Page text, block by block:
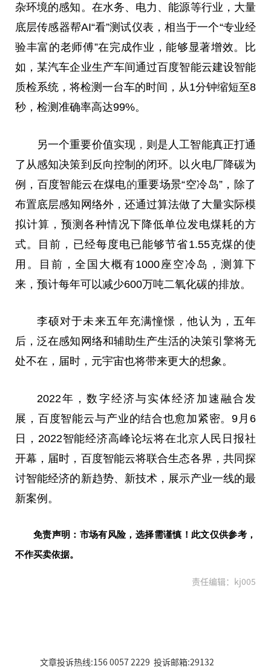
杂环境的感知。在水务、电力、能源等行业，大量
底层传感器帮AI“看”测试仪表，相当于一个“专业经
验丰富的老师傅”在完成作业，能够显著增效。比
如，某汽车企业生产车间通过百度智能云建设智能
质检系统，将检测一台车的时间，从1分钟缩短至8
秒，检测准确率高达99%。
另一个重要价值实现， 则是人工智能真正打通
了从感知决策到反向控制的闭环。以火电厂降碳为
例，百度智能云在煤电的重要场景“空冷岛”，除了
布置底层感知网络外，还通过算法做了大量实际模
拟计算，预测各种情况下降低单位发电煤耗的方
式。目前，已经每度电已能够节省1.55克煤的使
用。目前，全国大概有1000座空冷岛，测算下
来，预计每年可以减少600万吨二氧化碳的排放。
李硕对于未来五年充满憧憬，他认为，五年
后，泛在感知网络和辅助生产生活的决策引擎将无
处不在，届时，元宇宙也将带来更大的想象。
2022年，数字经济与实体经济加速融合发
展，百度智能云与产业的结合也愈加紧密。9月6
日，2022智能经济高峰论坛将在北京人民日报社
开幕，届时，百度智能云将联合生态各界，共同探
讨智能经济的新趋势、新技术，展示产业一线的最
新案例。
免责声明：市场有风险，选择需谨慎！此文仅供参考，
不作买卖依据。
责任编辑：kj005
文章投诉热线:156 0057 2229 投诉邮箱:29132